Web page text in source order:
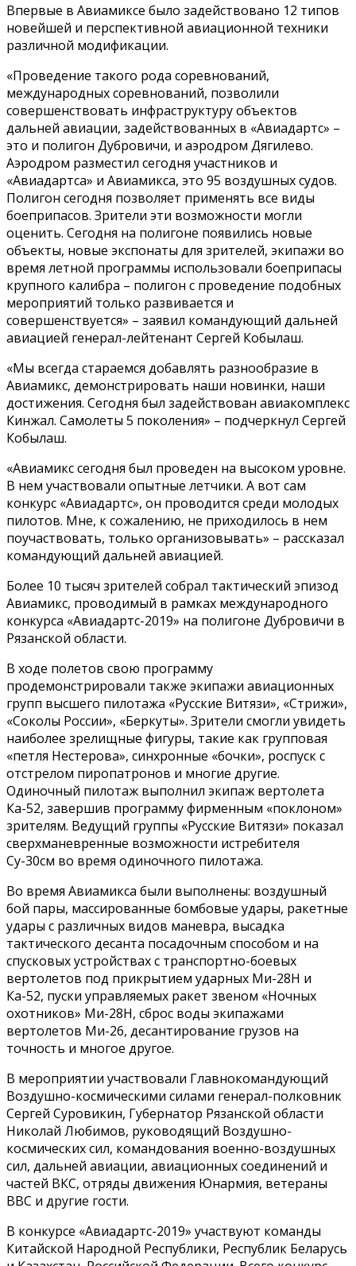
Впервые в Авиамиксе было задействовано 12 типов
новейшей и перспективной авиационной техники
различной модификации.
«Проведение такого рода соревнований,
международных соревнований, позволили
совершенствовать инфраструктуру объектов
дальней авиации, задействованных в «Авиадартс» –
это и полигон Дубровичи, и аэродром Дягилево.
Аэродром разместил сегодня участников и
«Авиадартса» и Авиамикса, это 95 воздушных судов.
Полигон сегодня позволяет применять все виды
боеприпасов. Зрители эти возможности могли
оценить. Сегодня на полигоне появились новые
объекты, новые экспонаты для зрителей, экипажи во
время летной программы использовали боеприпасы
крупного калибра – полигон с проведение подобных
мероприятий только развивается и
совершенствуется» – заявил командующий дальней
авиацией генерал-лейтенант Сергей Кобылаш.
«Мы всегда стараемся добавлять разнообразие в
Авиамикс, демонстрировать наши новинки, наши
достижения. Сегодня был задействован авиакомплекс
Кинжал. Самолеты 5 поколения» – подчеркнул Сергей
Кобылаш.
«Авиамикс сегодня был проведен на высоком уровне.
В нем участвовали опытные летчики. А вот сам
конкурс «Авиадартс», он проводится среди молодых
пилотов. Мне, к сожалению, не приходилось в нем
поучаствовать, только организовывать» – рассказал
командующий дальней авиацией.
Более 10 тысяч зрителей собрал тактический эпизод
Авиамикс, проводимый в рамках международного
конкурса «Авиадартс-2019» на полигоне Дубровичи в
Рязанской области.
В ходе полетов свою программу
продемонстрировали также экипажи авиационных
групп высшего пилотажа «Русские Витязи», «Стрижи»,
«Соколы России», «Беркуты». Зрители смогли увидеть
наиболее зрелищные фигуры, такие как групповая
«петля Нестерова», синхронные «бочки», роспуск с
отстрелом пиропатронов и многие другие.
Одиночный пилотаж выполнил экипаж вертолета
Ка-52, завершив программу фирменным «поклоном»
зрителям. Ведущий группы «Русские Витязи» показал
сверхманевренные возможности истребителя
Су-30см во время одиночного пилотажа.
Во время Авиамикса были выполнены: воздушный
бой пары, массированные бомбовые удары, ракетные
удары с различных видов маневра, высадка
тактического десанта посадочным способом и на
спусковых устройствах с транспортно-боевых
вертолетов под прикрытием ударных Ми-28Н и
Ка-52, пуски управляемых ракет звеном «Ночных
охотников» Ми-28Н, сброс воды экипажами
вертолетов Ми-26, десантирование грузов на
точность и многое другое.
В мероприятии участвовали Главнокомандующий
Воздушно-космическими силами генерал-полковник
Сергей Суровикин, Губернатор Рязанской области
Николай Любимов, руководящий Воздушно-
космических сил, командования военно-воздушных
сил, дальней авиации, авиационных соединений и
частей ВКС, отряды движения Юнармия, ветераны
ВВС и другие гости.
В конкурсе «Авиадартс-2019» участвуют команды
Китайской Народной Республики, Республик Беларусь